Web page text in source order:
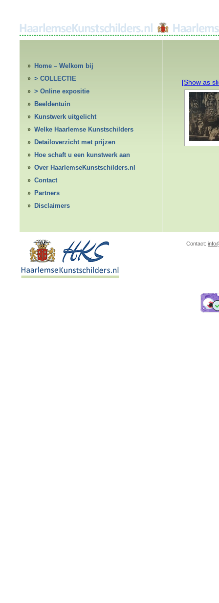
Home – Welkom bij
HaarlemseKunstschilders.nl
> COLLECTIE
> Online expositie
Beeldentuin
Kunstwerk uitgelicht
Welke Haarlemse Kunstschilders
Detailoverzicht met prijzen
Hoe schaft u een kunstwerk aan
Over HaarlemseKunstschilders.nl
Contact
Partners
Disclaimers
[Show as
Contact: